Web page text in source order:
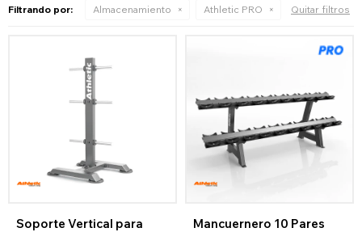
Filtrando por: Almacenamiento Athletic PRO Quitar filtros
Soporte Vertical para
Mancuernero 10 Pares